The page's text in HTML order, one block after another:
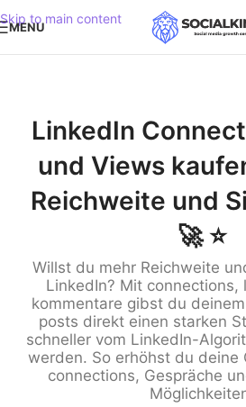
Skip to main content
MENU
LinkedIn
und Views
Reichweite und
🚀 ⭐️
Willst du mehr Reichweite
LinkedIn? Mit connections,
kommentare gibst du
posts direkt einen starken
schneller vom LinkedIn-
werden. So erhöhst du deine
connections, Gespräche